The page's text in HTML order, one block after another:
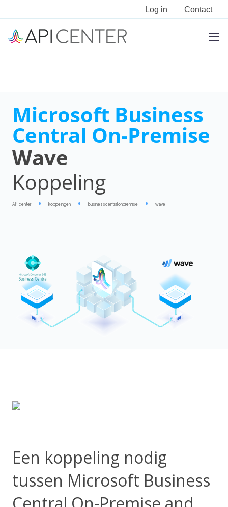
Log in Contact
Microsoft Business
Central On-Premise
Wave
Koppeling
APIcenter koppelingen businesscentral onpremise wave
Een koppeling nodig
tussen Microsoft Business